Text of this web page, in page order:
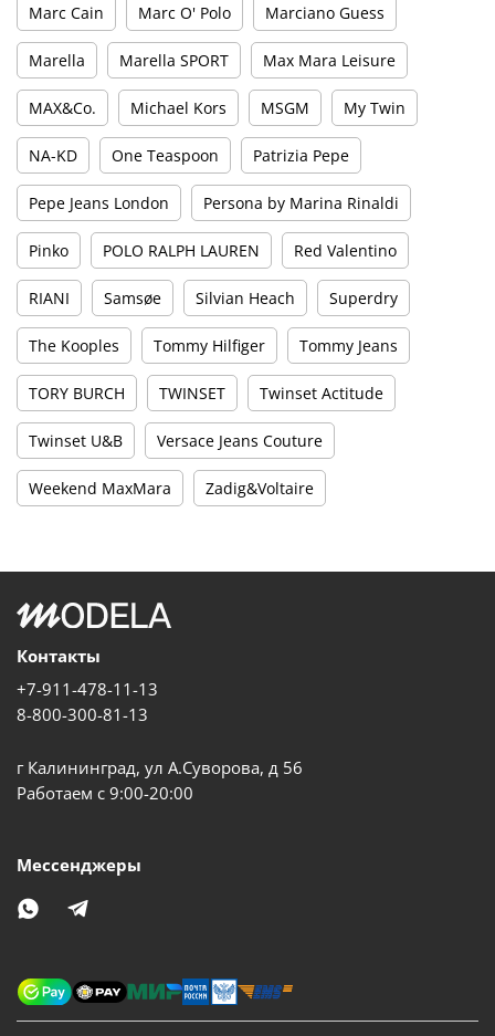
Marc Cain Marc O' Polo Marciano Guess
Marella Marella SPORT Max Mara Leisure
MAX&Co. Michael Kors MSGM My Twin
NA-KD One Teaspoon Patrizia Pepe
Pepe Jeans London Persona by Marina Rinaldi
Pinko POLO RALPH LAUREN Red Valentino
RIANI Samsøe Silvian Heach Superdry
The Kooples Tommy Hilfiger Tommy Jeans
TORY BURCH TWINSET Twinset Actitude
Twinset U&B Versace Jeans Couture
Weekend MaxMara Zadig&Voltaire
Контакты
+7-911-478-11-13
8-800-300-81-13
г Калининград, ул А.Суворова, д 56
Работаем с 9:00-20:00
Мессенджеры